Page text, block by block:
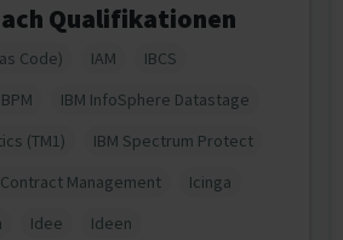
Qualifikationen
Code) IAM
IBCS
IBM InfoSphere Datastage
(TM1)
IBM Spectrum Protect
Management
Icinga
Idee
Ideen